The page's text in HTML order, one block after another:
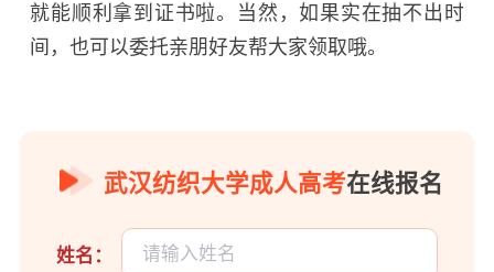
就能顺利拿到证书啦。当然，如果实在抽不出时
间，也可以委托亲朋好友帮大家领取哦。
武汉纺织大学成人高考在线报名
姓名：